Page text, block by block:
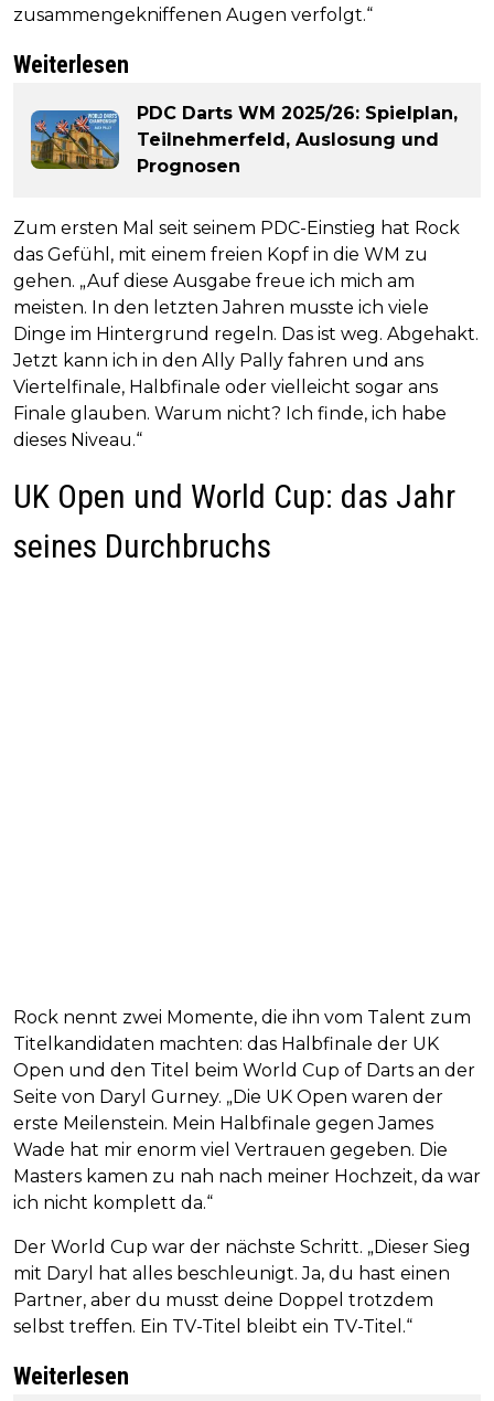
zusammengekniffenen Augen verfolgt.“
Weiterlesen
PDC Darts WM 2025/26: Spielplan,
Teilnehmerfeld, Auslosung und
Prognosen
Zum ersten Mal seit seinem PDC-Einstieg hat Rock
das Gefühl, mit einem freien Kopf in die WM zu
gehen. „Auf diese Ausgabe freue ich mich am
meisten. In den letzten Jahren musste ich viele
Dinge im Hintergrund regeln. Das ist weg. Abgehakt.
Jetzt kann ich in den Ally Pally fahren und ans
Viertelfinale, Halbfinale oder vielleicht sogar ans
Finale glauben. Warum nicht? Ich finde, ich habe
dieses Niveau.“
UK Open und World Cup: das Jahr
seines Durchbruchs
Rock nennt zwei Momente, die ihn vom Talent zum
Titelkandidaten machten: das Halbfinale der UK
Open und den Titel beim World Cup of Darts an der
Seite von Daryl Gurney. „Die UK Open waren der
erste Meilenstein. Mein Halbfinale gegen James
Wade hat mir enorm viel Vertrauen gegeben. Die
Masters kamen zu nah nach meiner Hochzeit, da war
ich nicht komplett da.“
Der World Cup war der nächste Schritt. „Dieser Sieg
mit Daryl hat alles beschleunigt. Ja, du hast einen
Partner, aber du musst deine Doppel trotzdem
selbst treffen. Ein TV-Titel bleibt ein TV-Titel.“
Weiterlesen